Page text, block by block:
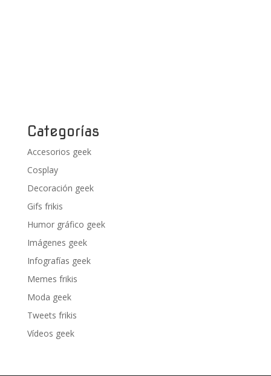
Categorías
Accesorios geek
Cosplay
Decoración geek
Gifs frikis
Humor gráfico geek
Imágenes geek
Infografías geek
Memes frikis
Moda geek
Tweets frikis
Vídeos geek